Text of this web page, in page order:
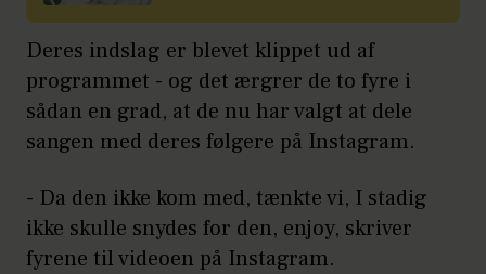
Deres indslag er blevet klippet ud af
programmet - og det ærgrer de to fyre i
sådan en grad, at de nu har valgt at dele
sangen med deres følgere på Instagram.
- Da den ikke kom med, tænkte vi, I stadig
ikke skulle snydes for den, enjoy, skriver
fyrene til videoen på Instagram.